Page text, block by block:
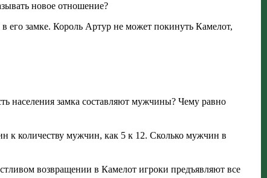
новое отношение?
его замке. Король Артур не может покинуть Камелот,
населения замка составляют мужчины? Чему равно
к количеству мужчин, как 5 к 12. Сколько мужчин в
возвращении в Камелот игроки предъявляют все